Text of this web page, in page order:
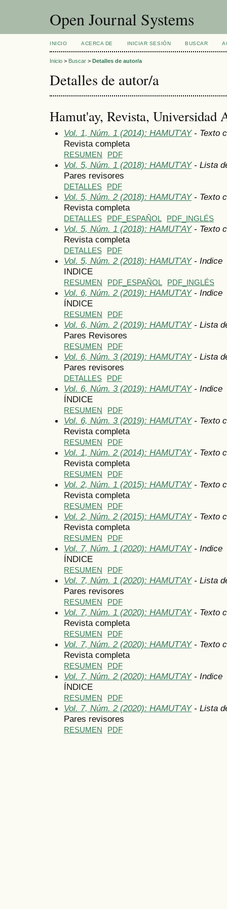
Open Journal Systems
INICIO ACERCA DE INICIAR SESIÓN BUSCAR
Inicio > Buscar > Detalles de autor/a
Detalles de autor/a
Hamut'ay, Revista, Universidad
Vol. 1, Núm. 1 (2014): HAMUT'AY- Texto
Revista completa
RESUMEN PDF
Vol. 5, Núm. 1 (2018): HAMUT'AY- Lista
Pares revisores
DETALLES PDF
Vol. 5, Núm. 2 (2018): HAMUT'AY- Texto
Revista completa
DETALLES PDF_ESPAÑOL PDF_INGLÉS
Vol. 5, Núm. 1 (2018): HAMUT'AY- Texto
Revista completa
DETALLES PDF
Vol. 5, Núm. 2 (2018): HAMUT'AY- Indice
INDICE
RESUMEN PDF_ESPAÑOL PDF_INGLÉS
Vol. 6, Núm. 2 (2019): HAMUT'AY- Indice
ÍNDICE
RESUMEN PDF
Vol. 6, Núm. 2 (2019): HAMUT'AY- Lista
Pares Revisores
RESUMEN PDF
Vol. 6, Núm. 3 (2019): HAMUT'AY- Lista
Pares revisores
DETALLES PDF
Vol. 6, Núm. 3 (2019): HAMUT'AY- Indice
ÍNDICE
RESUMEN PDF
Vol. 6, Núm. 3 (2019): HAMUT'AY- Texto
Revista completa
RESUMEN PDF
Vol. 1, Núm. 2 (2014): HAMUT'AY- Texto
Revista completa
RESUMEN PDF
Vol. 2, Núm. 1 (2015): HAMUT'AY- Texto
Revista completa
RESUMEN PDF
Vol. 2, Núm. 2 (2015): HAMUT'AY- Texto
Revista completa
RESUMEN PDF
Vol. 7, Núm. 1 (2020): HAMUT'AY- Indice
ÍNDICE
RESUMEN PDF
Vol. 7, Núm. 1 (2020): HAMUT'AY- Lista
Pares revisores
RESUMEN PDF
Vol. 7, Núm. 1 (2020): HAMUT'AY- Texto
Revista completa
RESUMEN PDF
Vol. 7, Núm. 2 (2020): HAMUT'AY- Texto
Revista completa
RESUMEN PDF
Vol. 7, Núm. 2 (2020): HAMUT'AY- Indice
ÍNDICE
RESUMEN PDF
Vol. 7, Núm. 2 (2020): HAMUT'AY- Lista
Pares revisores
RESUMEN PDF